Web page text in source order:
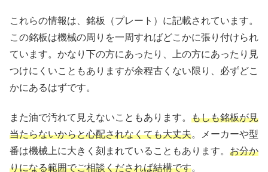
これらの情報は、銘板（プレート）に記載されています。
この銘板は機械の周りを一周すればどこかに張り付けられ
ています。かなり下の方にあったり、上の方にあったり見
つけにくいこともありますが余程古くない限り、必ずどこ
かにあるはずです。
また油で汚れて見えないこともあります。 もしも銘板が見
当たらないからと心配されなくても大丈夫。メーカーや型
番は機械上に大きく刻まれていることもあります。 お分か
りになる範囲でご相談くだされば結構です。